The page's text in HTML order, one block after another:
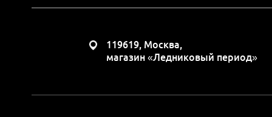
119619, Москва,
магазин «Ледниковый период»